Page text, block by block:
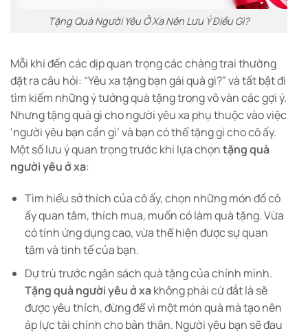
Tặng Quà Người Yêu Ở Xa Nên Lưu Ý Điều Gì?
Mỗi khi đến các dịp quan trọng các chàng trai thường
đặt ra câu hỏi: “Yêu xa tặng bạn gái quà gì?” và tất bật đi
tìm kiếm những ý tưởng quà tặng trong vô vàn các gợi ý.
Nhưng tặng quà gì cho người yêu xa phụ thuộc vào việc
‘người yêu bạn cần gì’ và bạn có thể tặng gì cho cô ấy.
Một số lưu ý quan trọng trước khi lựa chọntặng quà
người yêu ở xa:
Tìm hiểu sở thích của cô ấy, chọn những món đồ cô
ấy quan tâm, thích mua, muốn có làm quà tặng. Vừa
có tính ứng dụng cao, vừa thể hiện được sự quan
tâm và tinh tế của bạn.
Dự trù trước ngân sách quà tặng của chính mình.
Tặng quà người yêu ở xakhông phải cứ đắt là sẽ
được yêu thích, đừng để vì một món quà mà tạo nên
áp lực tài chính cho bản thân. Người yêu bạn sẽ đau